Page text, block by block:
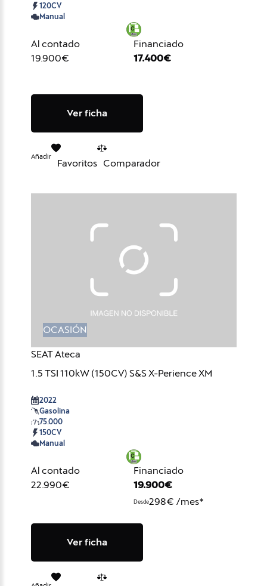
120CV
Manual
Al contado
19.900€
Financiado
17.400€
Ver ficha
Añadir
Favoritos Comparador
OCASIÓN
SEAT Ateca
1.5 TSI 110kW (150CV) S&S X-Perience XM
2022
Gasolina
75.000
150CV
Manual
Al contado
22.990€
Financiado
19.900€
Desde298€ /mes*
Ver ficha